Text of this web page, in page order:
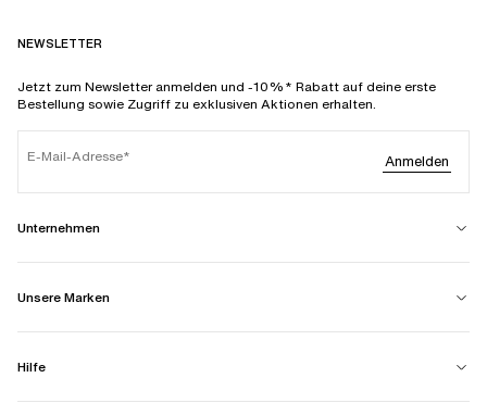
NEWSLETTER
Jetzt zum Newsletter anmelden und -10%* Rabatt auf deine erste
Bestellung sowie Zugriff zu exklusiven Aktionen erhalten.
E-Mail-Adresse Anmelden
Unternehmen
Unsere Marken
Hilfe